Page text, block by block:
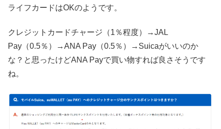
ライフカードはOKのようです。
クレジットカードチャージ（1％程度）→JAL
Pay（0.5％）→ANA Pay（0.5％）→Suicaがいいのか
な？と思ったけどANA Payで買い物すれば良さそうです
ね。